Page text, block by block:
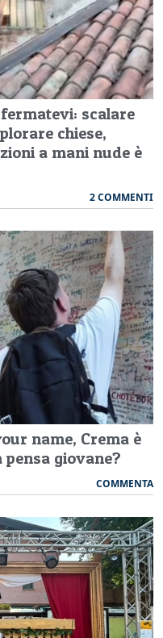
scalare
chiese,
a mani nude è
2 COMMENTI
name, Crema è
giovane?
COMMENTA